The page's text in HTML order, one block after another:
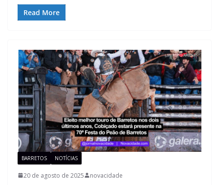
Read More
BARRETOS NOTÍCIAS
20 de agosto de 2025 novacidade